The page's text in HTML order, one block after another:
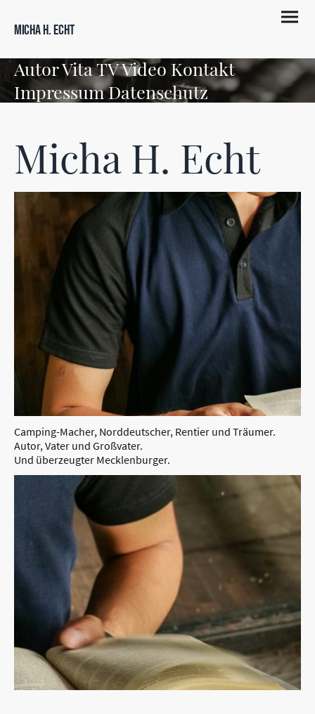
Micha H. Echt
Autor Vita TV Video Kontakt
Impressum Datenschutz
Micha H. Echt
Camping-Macher, Norddeutscher, Rentier und Träumer.
Autor, Vater und Großvater.
Und überzeugter Mecklenburger.